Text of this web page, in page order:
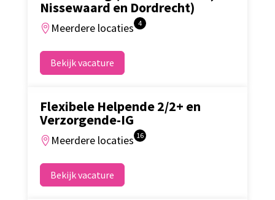
Nissewaard en Dordrecht)
 Meerdere locaties 4
Bekijk vacature
Flexibele Helpende 2/2+ en
Verzorgende-IG
 Meerdere locaties 16
Bekijk vacature